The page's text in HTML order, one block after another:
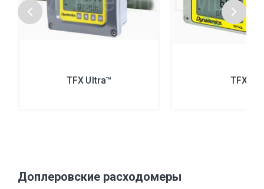
TFX Ultra™ TFXL
Доплеровские расходомеры